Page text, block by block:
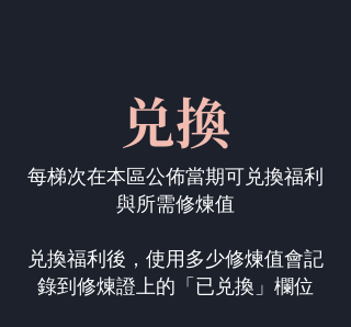
兑換
每梯次在本區公佈當期可兑換福利
與所需修煉值
兑換福利後，使用多少修煉值會記
錄到修煉證上的「已兑換」欄位